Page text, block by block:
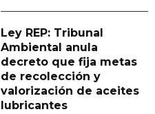
Ley REP: Tribunal
Ambiental anula
decreto que fija metas
de recolección y
valorización de aceites
lubricantes